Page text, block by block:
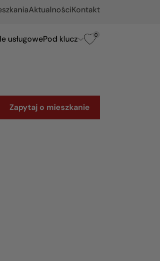
AktualnościKontakt
usługowePod klucz 0
Zapytaj o mieszkanie